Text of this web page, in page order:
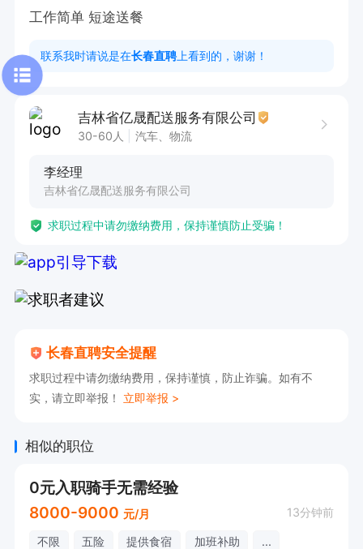
工作简单 短途送餐
联系我时请说是在长春直聘 上看到的，谢谢！
吉林省亿晟配送服务有限公司
30-60人 汽车、物流
李经理
吉林省亿晟配送服务有限公司
求职过程中请勿缴纳费用，保持谨慎防止受骗！
长春直聘安全提醒
求职过程中请勿缴纳费用，保持谨慎，防止诈骗。如有不
实，请立即举报！ 立即举报 >
相似的职位
0元入职骑手无需经验
8000-9000 元/月 13分钟前
不限 五险 提供食宿 加班补助 ...